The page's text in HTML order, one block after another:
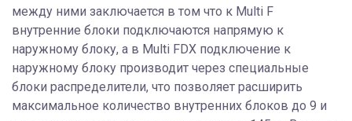
между ними заключается в том что к Multi F
внутренние блоки подключаются напрямую к
наружному блоку, а в Multi FDX подключение к
наружному блоку производит через специальные
блоки распределители, что позволяет расширить
максимальное количество внутренних блоков до 9 и